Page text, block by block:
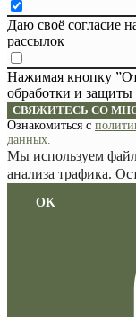
Даю своё согласие
рассылок
Нажимая кнопку
обработки и
СВЯЖИТЕСЬ СО
Ознакомиться с
данных.
Мы используем
анализа трафика.
OK